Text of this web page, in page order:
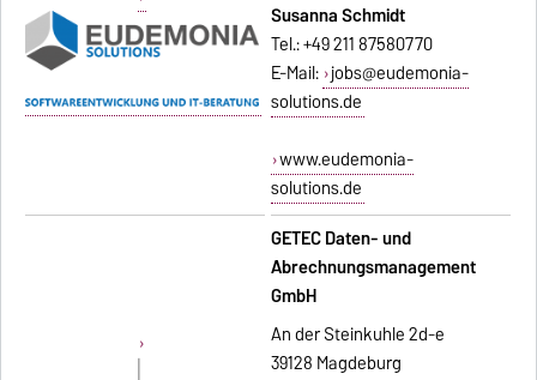
Susanna Schmidt
Tel.: +49 211 87580770
E-Mail: jobs@eudemonia-
solutions.de
www.eudemonia-
solutions.de
GETEC Daten- und
Abrechnungsmanagement
GmbH
An der Steinkuhle 2d-e
39128 Magdeburg